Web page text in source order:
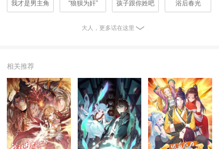
我才是男主角 “狼狈为奸” 孩子跟你姓吧 浴后春光
大人，更多话在这里
相关推荐